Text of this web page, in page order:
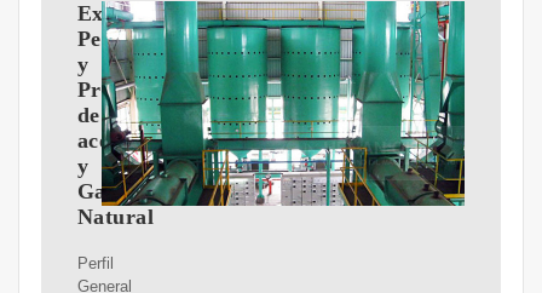
Exploración,
Perforación
y
Producción
de
aceite
y
Gas
Natural
Perfil
General